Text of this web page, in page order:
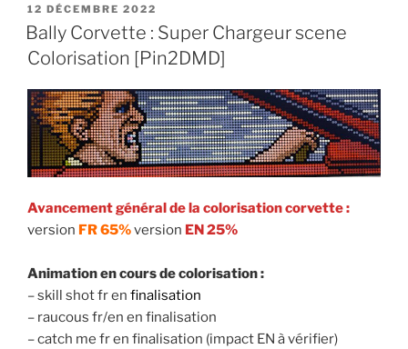
PUBLIÉ
LE
12 DÉCEMBRE 2022
Bally Corvette : Super Chargeur scene
Colorisation [Pin2DMD]
Avancement général de la colorisation corvette :
version FR 65%version EN 25%
Animation en cours de colorisation :
– skill shot fr en finalisation
– raucous fr/en en finalisation
– catch me fr en finalisation (impact EN à vérifier)